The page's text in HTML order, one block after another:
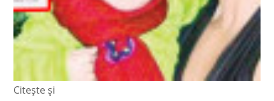
Citește și